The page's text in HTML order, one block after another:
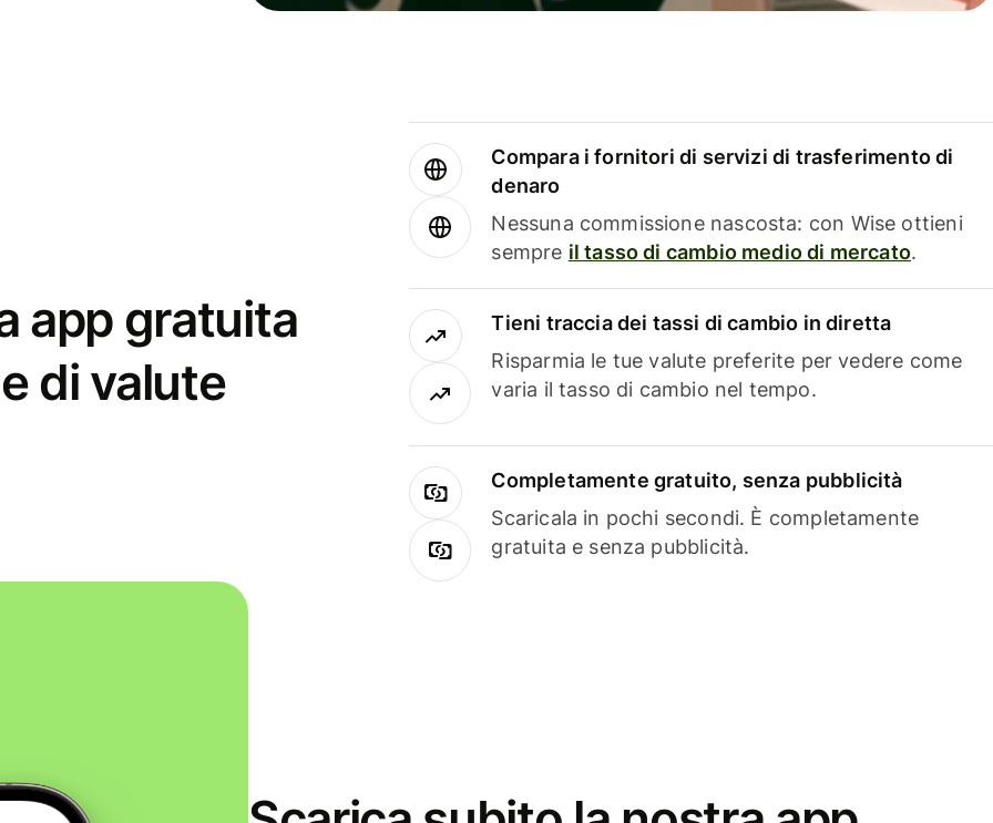
app gratuita
di valute
Compara i fornitori di servizi di trasferimento di
denaro
Nessuna commissione nascosta: con Wise ottieni
sempre il tasso di cambio medio di mercato.
Tieni traccia dei tassi di cambio in diretta
Risparmia le tue valute preferite per vedere come
varia il tasso di cambio nel tempo.
Completamente gratuito, senza pubblicità
Scaricala in pochi secondi. È completamente
gratuita e senza pubblicità.